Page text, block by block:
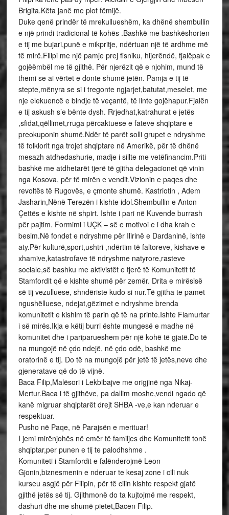
Brigita.Këta janë me plot fëmijë.
Duke qenë prindër të mrekullueshëm, ka dhënë shembullin
e një prindi tradicional të kohës .Bashkë me bashkëshorten
e tij me bujari,punë e mikpritje, ndërtuan një të ardhme më
të mirë.Filipi me një pamje prej fisniku, hijerëndë, fjalëpak e
gojëëmbël me të gjithë. Për njerëzit që e njohim, mund të
themi se ai vërtet e donte shumë jetën. Pamja e tij të
stepte,mënyra se si i tregonte ngjarjet,batutat,meselet, me
nje elekuencë e bindje të veçantë, të linte gojëhapur.Fjalën
e tij askush s’e bënte dysh. Rrjedhat,katrahurat e jetës
,sfidat,qëllimet,rruga përcaktuese e fateve shqiptare e
preokuponin shumë.Ndër të parët solli grupet e ndryshme
të folklorit nga trojet shqiptare në Amerikë, për të dhënë
mesazh atdhedashurie, madje i sillte me vetëfinancim.Priti
bashkë me atdhetarët tjerë të gjitha delegacionet që vinin
nga Kosova, për të mirën e vendit.Vizionin e paqes dhe
revoltës të Rugovës, e çmonte shumë. Kastriotin , Adem
Jasharin,Nënë Terezën i kishte idol.Shembullin e Anton
Çettës e kishte në shpirt. Ishte i pari në Kuvende burrash
për pajtim. Formimi i UÇK – së e motivoi e i dha krah e
besim.Në fondet e ndryshme për Ilirinë e Dardaninë, ishte
aty.Për kulturë,sport,ushtri ,ndërtim të faltoreve, kishave e
xhamive,katastrofave të ndryshme natyrore,rasteve
sociale,së bashku me aktivistët e tjerë të Komunitetit të
Stamfordit që e kishte shumë për zemër. Drita e mirësisë
së tij vezulluese, shndëriste kudo si nur.Të gjitha te pamet
ngushëlluese, ndejat,gëzimet e ndryshme brenda
komunitetit e kishim të parin që të na printe.Ishte Flamurtar
i së mirës.Ikja e këtij burri ështe mungesë e madhe në
komunitet dhe i pariparueshem për një kohë të gjatë.Do të
na mungojë në çdo ndejë, në çdo odë, bashkë me
oratorinë e tij. Do të na mungojë për jetë të jetës,neve dhe
gjeneratave që do të vijnë.
Baca Filip,Malësori i Lekbibajve me origjinë nga Nikaj-
Mertur.Baca i të gjithëve, pa dallim moshe,vendi ngado që
kanë migruar shqiptarët drejt SHBA -ve,e kan nderuar e
respektuar.
Pusho në Paqe, në Parajsën e merituar!
I jemi mirënjohës në emër të familjes dhe Komunitetit tonë
shqiptar,per punen e tij te palodhshme .
Komuniteti i Stamfordit e falënderojmë Leon
Gjonin,biznesmenin e nderuar te kesaj zone i cili nuk
kurseu asgjë për Filipin, për të cilin kishte respekt gjatë
gjithë jetës së tij. Gjithmonë do ta kujtojmë me respekt,
dashuri dhe me shumë pietet,Bacen Filip.